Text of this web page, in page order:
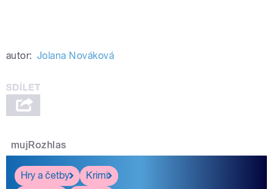
autor: Jolana Nováková
mujRozhlas
Hry a četby
Krimi